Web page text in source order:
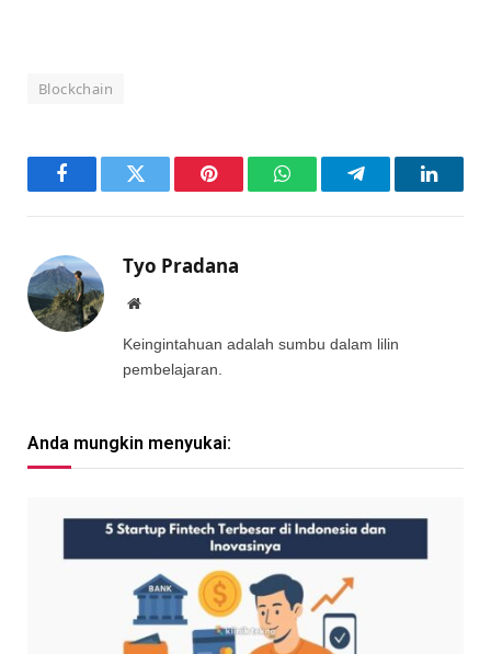
Blockchain
FacebookTwitter Pinterest WhatsAppTelegram
Tyo Pradana
Website
Keingintahuan adalah sumbu dalam lilin
pembelajaran.
Anda mungkin menyukai: